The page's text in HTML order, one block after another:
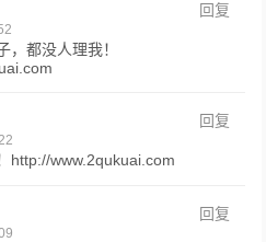
回复
，都没人理我！
回复
http://www.2qukuai.com
回复